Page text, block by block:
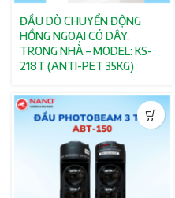
ĐẦU DÒ CHUYỂN ĐỘNG
HỒNG NGOẠI CÓ DÂY,
TRONG NHÀ – MODEL: KS-
218T (ANTI-PET 35KG)